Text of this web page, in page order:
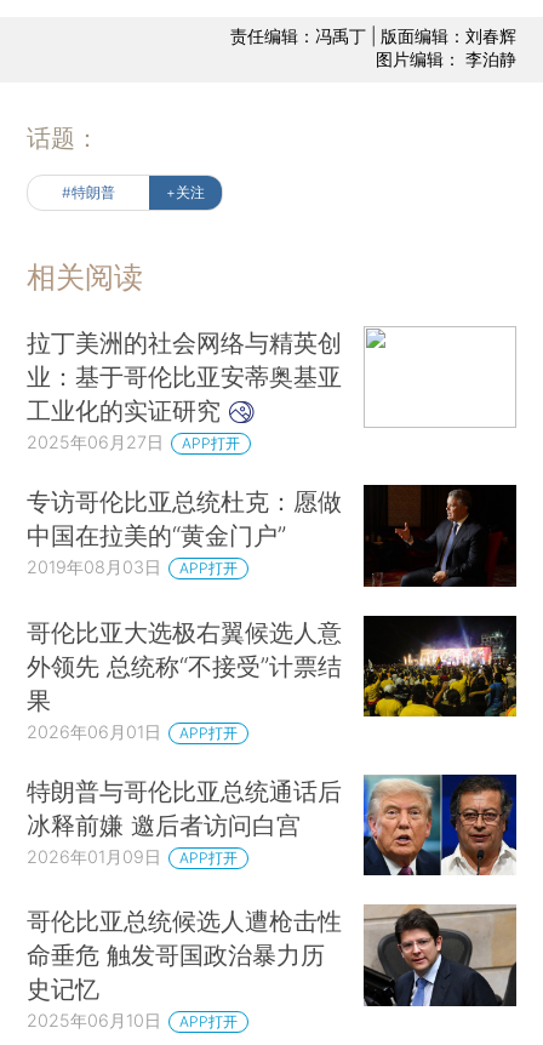
责任编辑：冯禹丁 | 版面编辑：刘春辉
图片编辑： 李泊静
话题：
#特朗普 +关注
相关阅读
拉丁美洲的社会网络与精英创
业：基于哥伦比亚安蒂奥基亚
工业化的实证研究
2025年06月27日 APP打开
专访哥伦比亚总统杜克：愿做
中国在拉美的“黄金门户”
2019年08月03日 APP打开
哥伦比亚大选极右翼候选人意
外领先 总统称“不接受”计票结
果
2026年06月01日 APP打开
特朗普与哥伦比亚总统通话后
冰释前嫌 邀后者访问白宫
2026年01月09日 APP打开
哥伦比亚总统候选人遭枪击性
命垂危 触发哥国政治暴力历
史记忆
2025年06月10日 APP打开